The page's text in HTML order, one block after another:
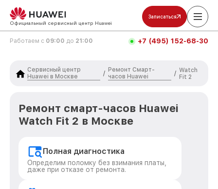
Официальный сервисный центр Huawei
Записаться
Работаем с 09:00 до 21:00 +7 (495) 152-68-30
Сервисный центр
Huawei в Москве
/
Ремонт Смарт-
часов Huawei
/ Watch
Fit 2
Ремонт смарт-часов Huawei
Watch Fit 2 в Москве
Полная диагностика
Определим поломку без взимания платы,
даже при отказе от ремонта.